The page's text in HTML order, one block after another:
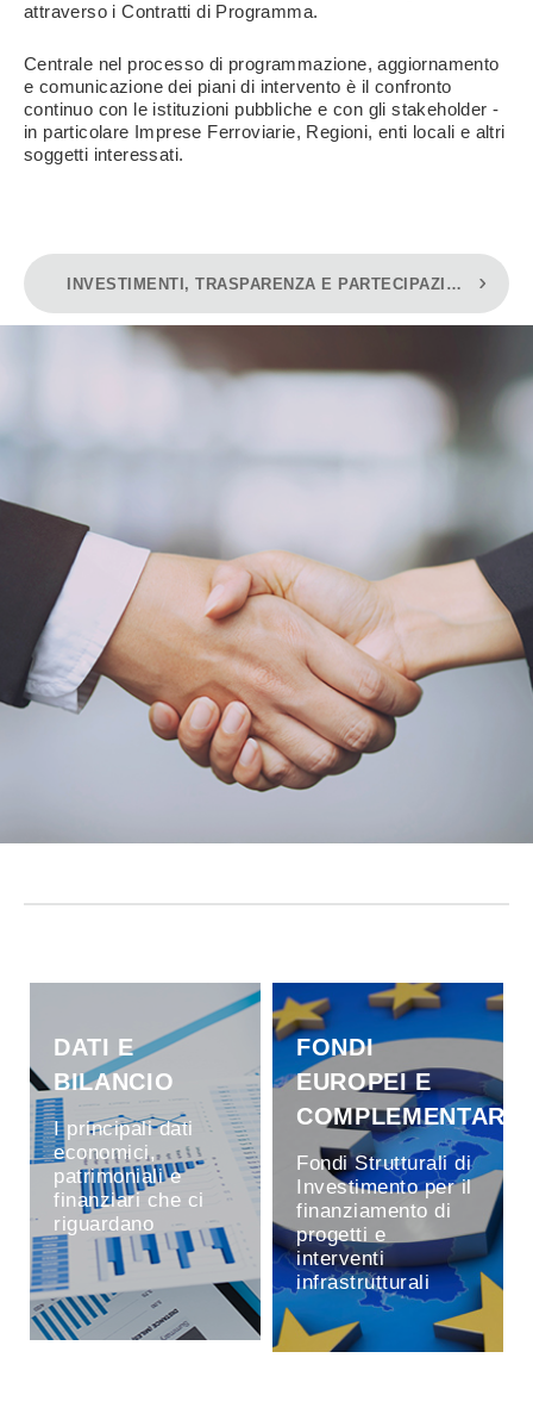
attraverso i Contratti di Programma.
Centrale nel processo di programmazione, aggiornamento
e comunicazione dei piani di intervento è il confronto
continuo con le istituzioni pubbliche e con gli stakeholder -
in particolare Imprese Ferroviarie, Regioni, enti locali e altri
soggetti interessati.
INVESTIMENTI, TRASPARENZA E PARTECIPAZIONE
DATI E
BILANCIO
I principali dati
economici,
patrimoniali e
finanziari che ci
riguardano
FONDI
EUROPEI E
COMPLEMENTARI
Fondi Strutturali di
Investimento per il
finanziamento di
progetti e
interventi
infrastrutturali